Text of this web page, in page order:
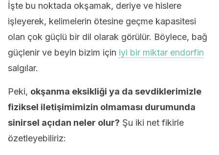
İşte bu noktada okşamak, deriye ve hislere
işleyerek, kelimelerin ötesine geçme kapasitesi
olan çok güçlü bir dil olarak görülür. Böylece, bağ
güçlenir ve beyin bizim için iyi bir miktar endorfin
salgılar.
Peki, okşanma eksikliği ya da sevdiklerimizle
fiziksel iletişimimizin olmaması durumunda
sinirsel açıdan neler olur? Şu iki net fikirle
özetleyebiliriz: